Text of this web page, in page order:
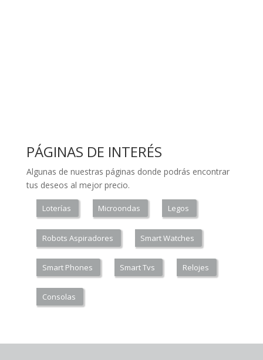
PÁGINAS DE INTERÉS
Algunas de nuestras páginas donde podrás encontrar
tus deseos al mejor precio.
Loterías Microondas Legos
Robots Aspiradores Smart Watches
Smart Phones Smart Tvs Relojes
Consolas